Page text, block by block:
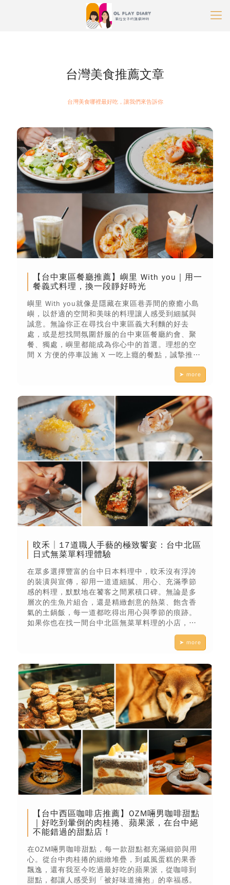
台灣美食推薦文章
台灣美食哪裡最好吃，讓我們來告訴你
【台中東區餐廳推薦】嶼里 With you｜用一
餐義式料理，換一段靜好時光
嶼里 With you就像是隱藏在東區巷弄間的療癒小島
嶼，以舒適的空間和美味的料理讓人感受到細膩與
誠意。無論你正在尋找台中東區義大利麵的好去
處，或是想找間氛圍舒服的台中東區餐廳約會、聚
餐、獨處，嶼里都能成為你心中的首選。理想的空
間 X 方便的停車設施 X 一吃上癮的餐點，誠摯推薦
每位來到台中的你，安排一場與嶼里的相遇。
➤ more
旼禾│17道職人手藝的極致饗宴：台中北區
日式無菜單料理體驗
在眾多選擇豐富的台中日本料理中，旼禾沒有浮誇
的裝潢與宣傳，卻用一道道細膩、用心、充滿季節
感的料理，默默地在饕客之間累積口碑。無論是多
層次的生魚片組合，還是精緻創意的熱菜、飽含香
氣的土鍋飯，每一道都吃得出用心與季節的痕跡。
如果你也在找一間台中北區無菜單料理的小店，不
需要太多喧囂，也不用特別慶祝什麼，只是想好好
吃頓飯、讓自己靜下來，不妨預約一場屬於自己的
你疲憊的身心。
➤ more
【台中西區咖啡店推薦】OZM啢男咖啡甜點
｜好吃到暈倒的肉桂捲、蘋果派，在台中絕
不能錯過的甜點店！
在OZM啢男咖啡甜點，每一款甜點都充滿細節與用
心。從台中肉桂捲的細緻堆疊，到戚風蛋糕的果香
飄逸，還有我至今吃過最好吃的蘋果派，從咖啡到
甜點，都讓人感受到「被好味道擁抱」的幸福感。